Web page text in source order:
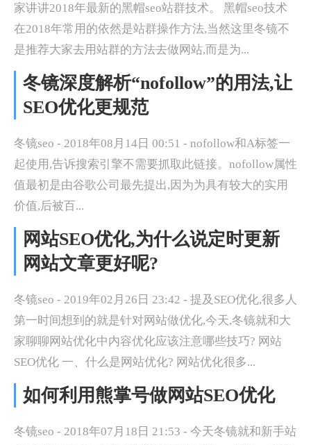
家讲讲2018年最新的黑帽seo站群技术。 黑帽seo技术
在2018年常用的依然是站群操作方法,当然这里冬镜不
是推荐大家去用站群的方法去做网站,而是为...
冬镜深度解析“nofollow”的用法,让
SEO优化更规范
冬镜seo - 2018年08月14日 00:51 - nofollow和A标签一
起使用,告诉搜索引擎不需要抓取此链接。nofollow属性
值最初是由谷歌公司最先提出,因为为具有较大的实用
价值,后被百...
网站SEO优化,为什么说定时更新
网站文章更好呢?
冬镜seo - 2019年02月26日 23:42 - 提及SEO优化,很多人
第一时间想到的就是针对网站做优化,今天,冬镜就和大
家聊聊网站优化中内容优化应该注意哪些技巧? 网站
SEO优化 一、什么是网站优化? 网站优化很多...
如何利用熊掌号做网站SEO优化
冬镜seo - 2018年07月18日 21:53 - 今天冬镜就和新手站